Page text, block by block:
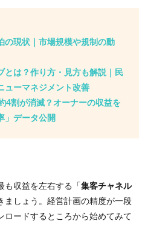
の現状｜市場規模や規制の動
とは？作り方・見方も解説｜民
ューマネジメント改善
4割が消滅？オーナーの収益を
」データ公開
も収益を左右する「 集客チャネル
ましょう。経営計画の精度が一段
ロードするところから始めてみて